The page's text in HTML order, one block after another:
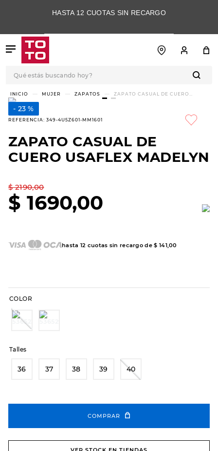
HASTA 12 CUOTAS SIN RECARGO
MUJER ZAPATOS
ZAPATO CASUAL DE CUERO
USAFLEX MADELYN
23 %
REFERENCIA: 349-4U5Z601-MM1601
ZAPATO CASUAL DE
CUERO USAFLEX MADELYN
$ 2190,00
$ 1690,00
hasta 12 cuotas sin recargo de$ 141,00
COLOR
Talles
36 37 38 39 40
COMPRAR
TÉRMINOS MÁS
BUSCADOS
3.
skechers slip-ins